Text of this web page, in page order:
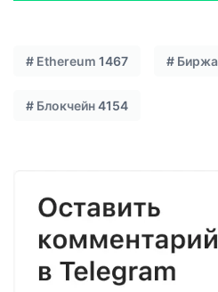
# Ethereum 1467 # Биржа
# Блокчейн4154